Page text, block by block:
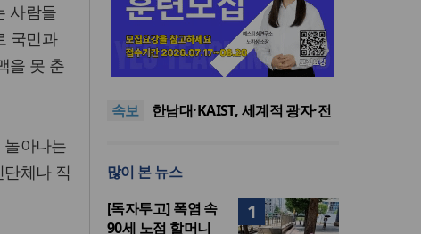
사람들
국민과
을 못 춘
아나는
체나 직
속보
느헤미야 연합기도회, ‘왕의 기
도’로 나라·한국교회·다음세대
세기총 “자유를 지키며 하나 된
시장 담은 로컬 매거진 ‘포항집’
한남대·KAIST, 세계적 광자·전
도’로 나라·한국교회·다음세대
세기총 “자유를 지키며 하나 된
희망의 미래를 향하여”
많이 본 뉴스
1
[독자투고] 폭염 속
90세 노점 할머니